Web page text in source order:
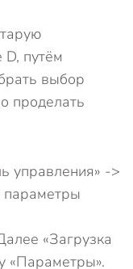
путём
выбор
проделать
управления» ->
параметры
«Загрузка
«Параметры».